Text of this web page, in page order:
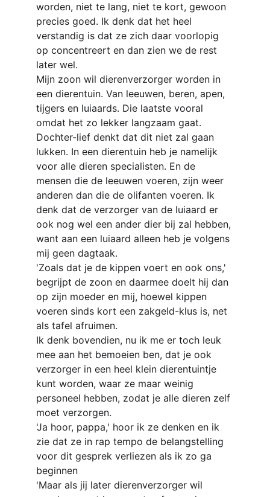
worden, niet te lang, niet te kort, gewoon
precies goed. Ik denk dat het heel
verstandig is dat ze zich daar voorlopig
op concentreert en dan zien we de rest
later wel.
Mijn zoon wil dierenverzorger worden in
een dierentuin. Van leeuwen, beren, apen,
tijgers en luiaards. Die laatste vooral
omdat het zo lekker langzaam gaat.
Dochter-lief denkt dat dit niet zal gaan
lukken. In een dierentuin heb je namelijk
voor alle dieren specialisten. En de
mensen die de leeuwen voeren, zijn weer
anderen dan die de olifanten voeren. Ik
denk dat de verzorger van de luiaard er
ook nog wel een ander dier bij zal hebben,
want aan een luiaard alleen heb je volgens
mij geen dagtaak.
'Zoals dat je de kippen voert en ook ons,'
begrijpt de zoon en daarmee doelt hij dan
op zijn moeder en mij, hoewel kippen
voeren sinds kort een zakgeld-klus is, net
als tafel afruimen.
Ik denk bovendien, nu ik me er toch leuk
mee aan het bemoeien ben, dat je ook
verzorger in een heel klein dierentuintje
kunt worden, waar ze maar weinig
personeel hebben, zodat je alle dieren zelf
moet verzorgen.
'Ja hoor, pappa,' hoor ik ze denken en ik
zie dat ze in rap tempo de belangstelling
voor dit gesprek verliezen als ik zo ga
beginnen
'Maar als jij later dierenverzorger wil